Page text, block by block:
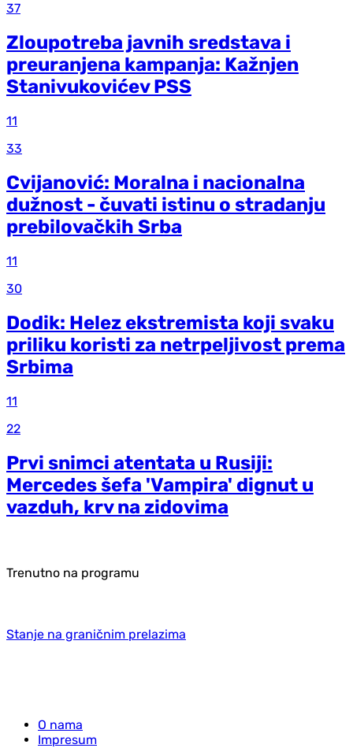
37
Zloupotreba javnih sredstava i
preuranjena kampanja: Kažnjen
Stanivukovićev PSS
11
33
Cvijanović: Moralna i nacionalna
dužnost - čuvati istinu o stradanju
prebilovačkih Srba
11
30
Dodik: Helez ekstremista koji svaku
priliku koristi za netrpeljivost prema
Srbima
11
22
Prvi snimci atentata u Rusiji:
Mercedes šefa 'Vampira' dignut u
vazduh, krv na zidovima
Trenutno na programu
Stanje na graničnim prelazima
O nama
Impresum